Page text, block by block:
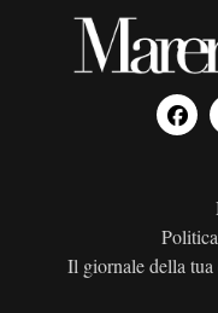
Il giornale della tua